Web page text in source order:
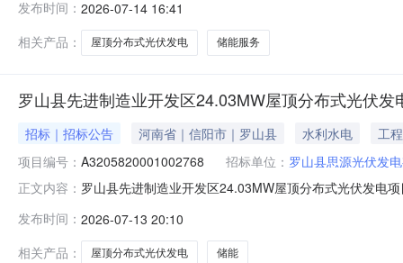
果公示如下：一、项目概况1.项目名称：罗山县先进制
发布时间： 2026-07-14 16:41
相关产品：
屋顶分布式光伏发电 储能服务
罗山县先进制造业开发区24.03MW屋顶分布式光伏
招标｜招标公告 河南省｜信阳市｜罗山县 水利水电
工程
项目编号： A3205820001002768 招标单位： 罗山县思源光伏发
正文内容： 罗山县先进制造业开发区24.03MW屋顶分布式光伏发电
发布时间： 2026-07-13 20:10
相关产品：
屋顶分布式光伏发电 储能